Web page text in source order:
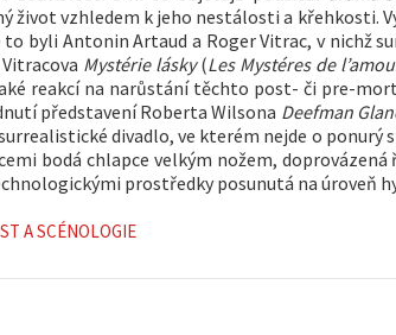
život vzhledem k jeho nestálosti a křehkosti.
byli Antonin Artaud a Roger Vitrac, v nichž
Mystérie lásky(Les Mystéres de
reakcí na narůstání těchto post- či pre-
představení Roberta Wilsona Deefman
divadlo, ve kterém nejde o
bodá chlapce velkým nožem,
prostředky posunutá na úroveň
A SCÉNOLOGIE